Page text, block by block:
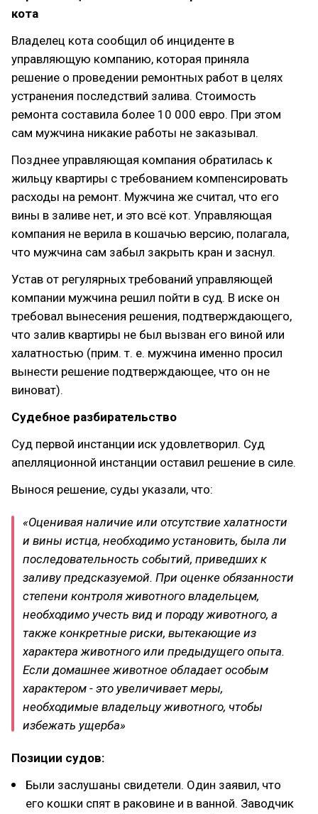
кота
Владелец кота сообщил об инциденте в
управляющую компанию, которая приняла
решение о проведении ремонтных работ в целях
устранения последствий залива. Стоимость
ремонта составила более 10 000 евро. При этом
сам мужчина никакие работы не заказывал.
Позднее управляющая компания обратилась к
жильцу квартиры с требованием компенсировать
расходы на ремонт. Мужчина же считал, что его
вины в заливе нет, и это всё кот. Управляющая
компания не верила в кошачью версию, полагала,
что мужчина сам забыл закрыть кран и заснул.
Устав от регулярных требований управляющей
компании мужчина решил пойти в суд. В иске он
требовал вынесения решения, подтверждающего,
что залив квартиры не был вызван его виной или
халатностью (прим. т. е. мужчина именно просил
вынести решение подтверждающее, что он не
виноват).
Судебное разбирательство
Суд первой инстанции иск удовлетворил. Суд
апелляционной инстанции оставил решение в силе.
Вынося решение, суды указали, что:
«Оценивая наличие или отсутствие халатности
и вины истца, необходимо установить, была ли
последовательность событий, приведших к
заливу предсказуемой. При оценке обязанности
степени контроля животного владельцем,
необходимо учесть вид и породу животного, а
также конкретные риски, вытекающие из
характера животного или предыдущего опыта.
Если домашнее животное обладает особым
характером - это увеличивает меры,
необходимые владельцу животного, чтобы
избежать ущерба»
Позиции судов:
Были заслушаны свидетели. Один заявил, что
его кошки спят в раковине и в ванной. Заводчик